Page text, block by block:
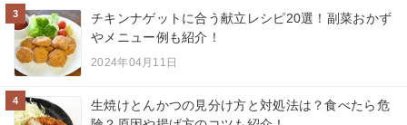
3
チキンナゲットに合う献立レシピ20選！副菜おかず
やメニュー例も紹介！
2024年04月11日
4
生焼けとんかつの見分け方と対処法は？食べたら危